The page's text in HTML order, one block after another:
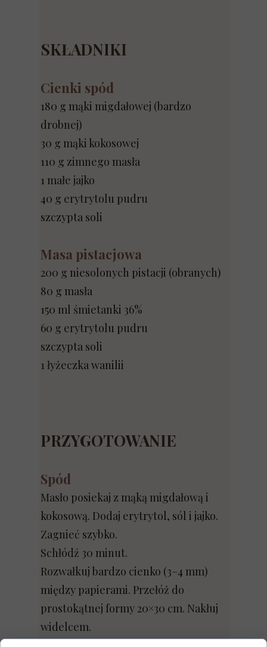
SKŁADNIKI
Cienki spód
180 g mąki migdałowej (bardzo
drobnej)
30 g mąki kokosowej
110 g zimnego masła
1 małe jajko
40 g erytrytolu pudru
szczypta soli
Masa pistacjowa
200 g niesolonych pistacji (obranych)
80 g masła
150 ml śmietanki 36%
60 g erytrytolu pudru
szczypta soli
1 łyżeczka wanilii
PRZYGOTOWANIE
Spód
Masło posiekaj z mąką migdałową i
kokosową. Dodaj erytrytol, sól i jajko.
Zagnieć szybko.
Schłódź 30 minut.
Rozwałkuj bardzo cienko (3–4 mm)
między papierami. Przełóż do
prostokątnej formy 20×30 cm. Nakłuj
widelcem.